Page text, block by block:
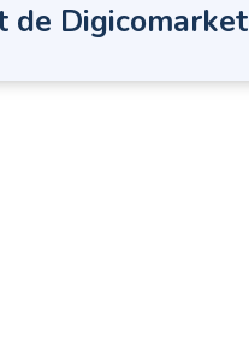
de Digicomarket